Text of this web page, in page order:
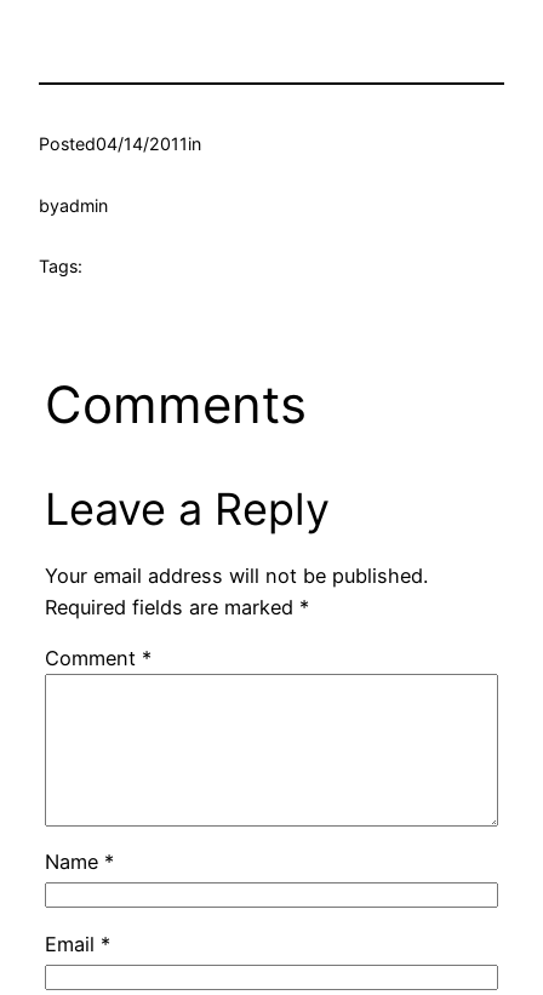
Posted04/14/2011in
byadmin
Tags:
Comments
Leave a Reply
Your email address will not be published.
Required fields are marked *
Comment *
Name *
Email *